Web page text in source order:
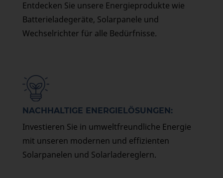
Entdecken Sie unsere Energieprodukte wie
Batterieladegeräte, Solarpanele und
Wechselrichter für alle Bedürfnisse.
NACHHALTIGE ENERGIELÖSUNGEN:
Investieren Sie in umweltfreundliche Energie
mit unseren modernen und effizienten
Solarpanelen und Solarladereglern.